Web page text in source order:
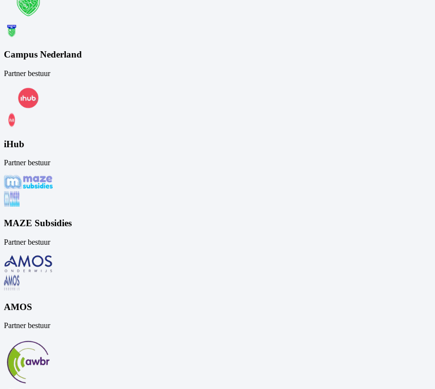
Campus Nederland
Partner bestuur
iHub
Partner bestuur
MAZE Subsidies
Partner bestuur
AMOS
Partner bestuur